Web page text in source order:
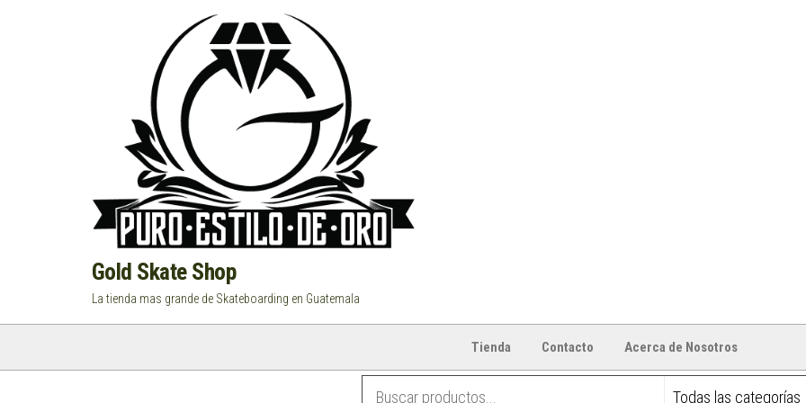
Gold Skate Shop
La tienda mas grande de Skateboarding en Guatemala
Tienda Contacto Acerca de Nosotros